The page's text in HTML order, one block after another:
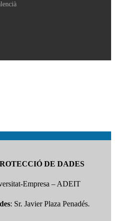
DE DADES
Empresa – ADEIT
: Sr. Javier Plaza Penadés.